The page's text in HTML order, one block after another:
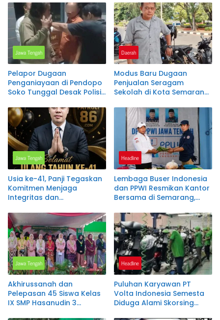
Rp1,5 Miliar per Bulan
Mengajar pada Jateng
Green Industry Summit
2026
Jawa Tengah
Pelapor Dugaan
Penganiayaan di Pendopo
Soko Tunggal Desak Polisi
sebagai Tersangka
Daerah
Modus Baru Dugaan
Penjualan Seragam
Sekolah di Kota Semarang
Buka Posko Aduan
Jawa Tengah
Usia ke-41, Panji Tegaskan
Komitmen Menjaga
Integritas dan
Kebenaran
Headline
Lembaga Buser Indonesia
dan PPWI Resmikan Kantor
Bersama di Semarang,
Kelembagaan dan
Jurnalistik
Jawa Tengah
Akhirussanah dan
Pelepasan 45 Siswa Kelas
IX SMP Hasanudin 3
Headline
Puluhan Karyawan PT
Volta Indonesia Semesta
Diduga Alami Skorsing